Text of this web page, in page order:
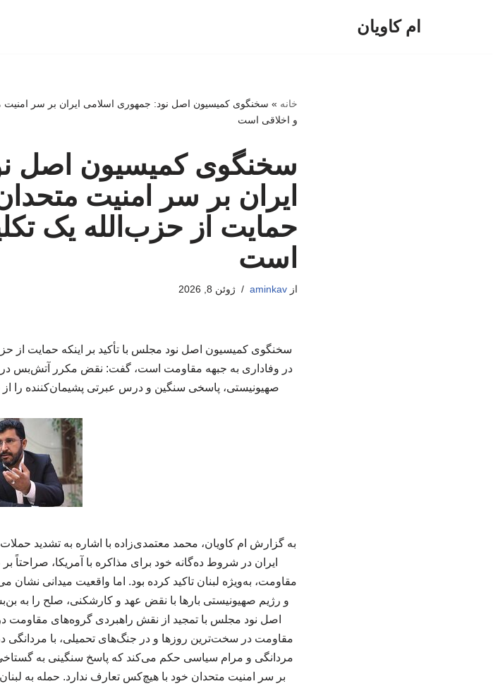
ام کاویان
خانه » سخنگوی کمیسیون اصل نود: جمهوری اسلامی ایران بر سر
و اخلاقی است
سخنگوی کمیسیون اصل
ایران بر سر امنیت
حمایت از حزب‌الله یک
است
ازaminkav ژوئن 8, 2026
سخنگوی کمیسیون اصل نود مجلس با تأکید بر اینکه حمایت از
در وفاداری به جبهه مقاومت است، گفت: نقض مکرر آتش‌بس در
صهیونیستی، پاسخی سنگین و درس عبرتی پشیمان‌کننده را
به گزارش ام کاویان، محمد معتمدی‌زاده با اشاره به تشدید
ایران در شروط ده‌گانه خود برای مذاکره با آمریکا،
مقاومت، به‌ویژه لبنان تاکید کرده بود. اما واقعیت میدانی نشان
و رژیم صهیونیستی بارها با نقض عهد و کارشکنی، صلح را به
اصل نود مجلس با تمجید از نقش راهبردی گروه‌های مقاومت
مقاومت در سخت‌ترین روزها و در جنگ‌های تحمیلی، با مردانگی در
مردانگی و مرام سیاسی حکم می‌کند که پاسخ سنگینی به
بر سر امنیت متحدان خود با هیچ‌کس تعارف ندارد. حمله به